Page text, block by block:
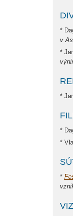
*
v
*
*
*
*
*